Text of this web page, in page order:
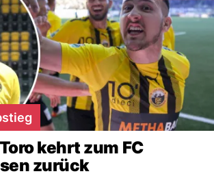
kehrt zum FC
zurück